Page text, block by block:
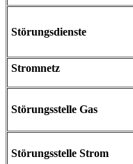
Störungsdienste
Stromnetz
Störungsstelle Gas
Störungsstelle Strom